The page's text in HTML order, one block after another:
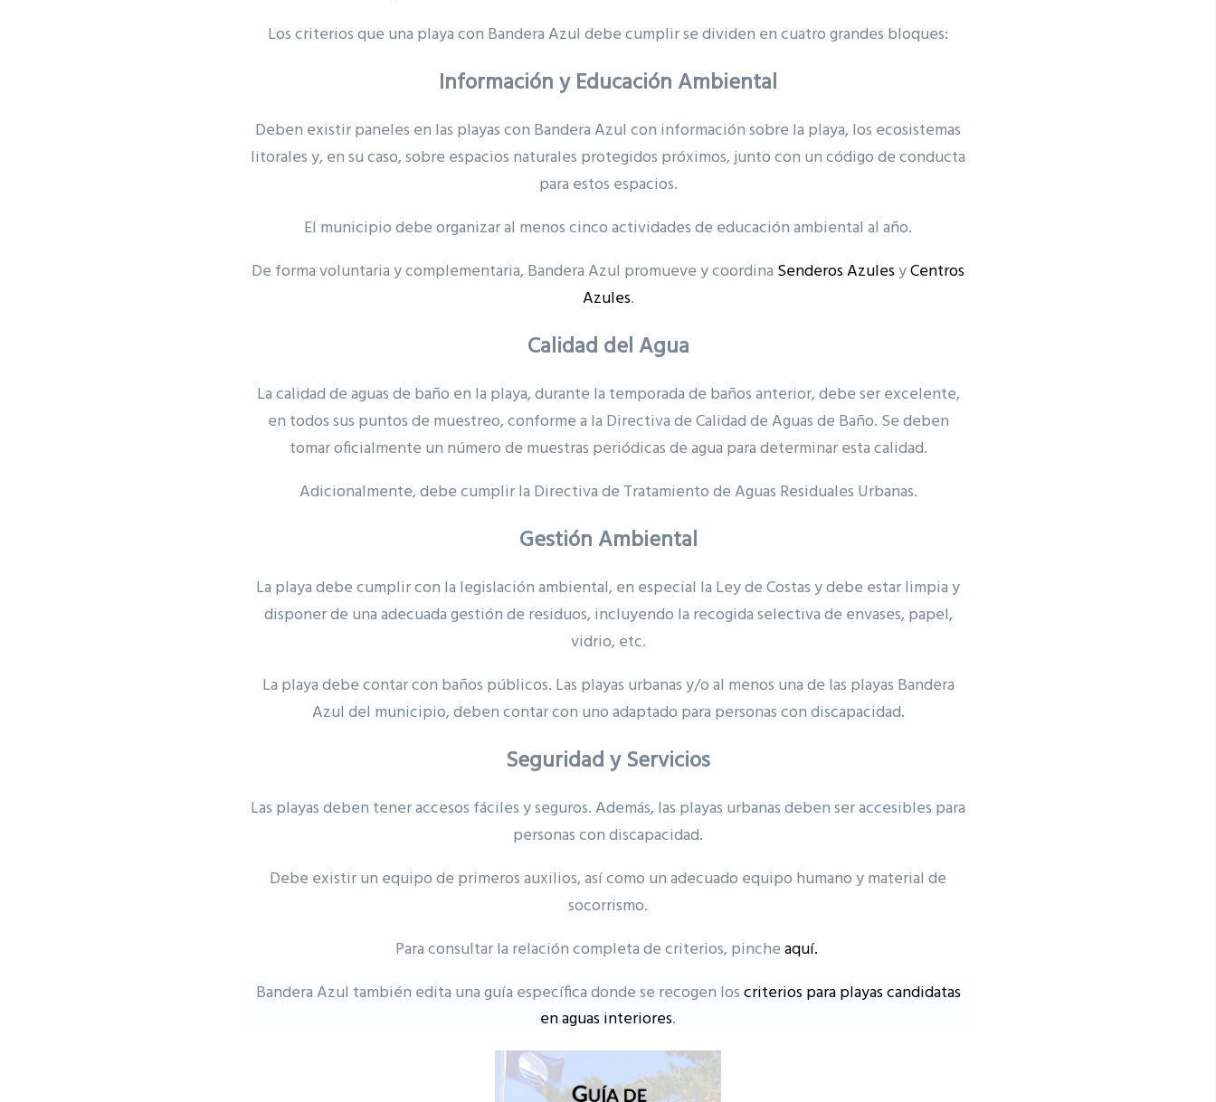
Los criterios que una playa con Bandera Azul debe cumplir se dividen en cuatro grandes bloques:
Información y Educación Ambiental
Deben existir paneles en las playas con Bandera Azul con información sobre la playa, los ecosistemas
litorales y, en su caso, sobre espacios naturales protegidos próximos, junto con un código de conducta
para estos espacios.
El municipio debe organizar al menos cinco actividades de educación ambiental al año.
De forma voluntaria y complementaria, Bandera Azul promueve y coordina Senderos AzulesyCentros
Azules.
Calidad del Agua
La calidad de aguas de baño en la playa, durante la temporada de baños anterior, debe ser excelente,
en todos sus puntos de muestreo, conforme a la Directiva de Calidad de Aguas de Baño. Se deben
tomar oficialmente un número de muestras periódicas de agua para determinar esta calidad.
Adicionalmente, debe cumplir la Directiva de Tratamiento de Aguas Residuales Urbanas.
Gestión Ambiental
La playa debe cumplir con la legislación ambiental, en especial la Ley de Costas y debe estar limpia y
disponer de una adecuada gestión de residuos, incluyendo la recogida selectiva de envases, papel,
vidrio, etc.
La playa debe contar con baños públicos. Las playas urbanas y/o al menos una de las playas Bandera
Azul del municipio, deben contar con uno adaptado para personas con discapacidad.
Seguridad y Servicios
Las playas deben tener accesos fáciles y seguros. Además, las playas urbanas deben ser accesibles para
personas con discapacidad.
Debe existir un equipo de primeros auxilios, así como un adecuado equipo humano y material de
socorrismo.
Para consultar la relación completa de criterios, pincheaquí.
Bandera Azul también edita una guía específica donde se recogen loscriterios para playas candidatas
en aguas interiores.